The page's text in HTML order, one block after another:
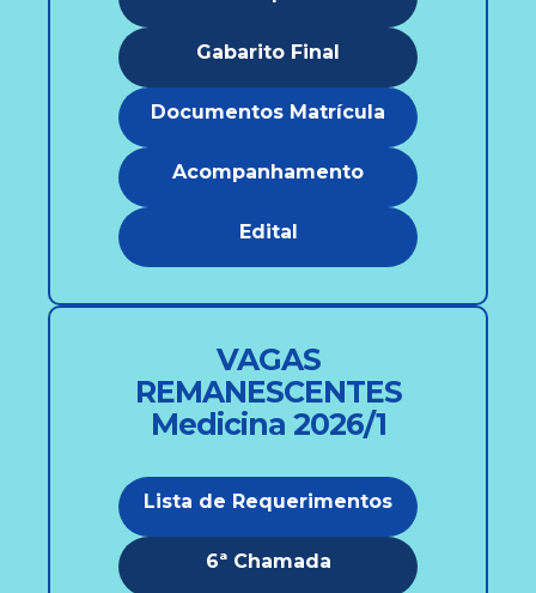
Gabarito Final
Documentos Matrícula
Acompanhamento
Edital
VAGAS
REMANESCENTES
Medicina 2026/1
Lista de Requerimentos
6ª Chamada